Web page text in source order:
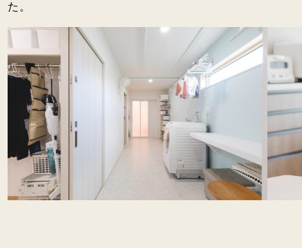
た。